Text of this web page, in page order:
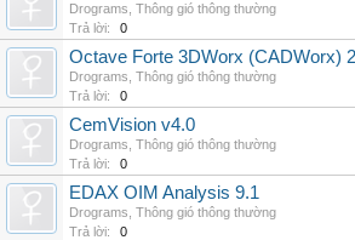
Drograms Thông gió thông thường
Trả lời:
0
Octave Forte 3DWorx (CADWorx)
Drograms Thông gió thông thường
Trả lời:
0
CemVision v4.0
Drograms Thông gió thông thường
Trả lời:
0
EDAX OIM Analysis 9.1
Drograms Thông gió thông thường
Trả lời:
0